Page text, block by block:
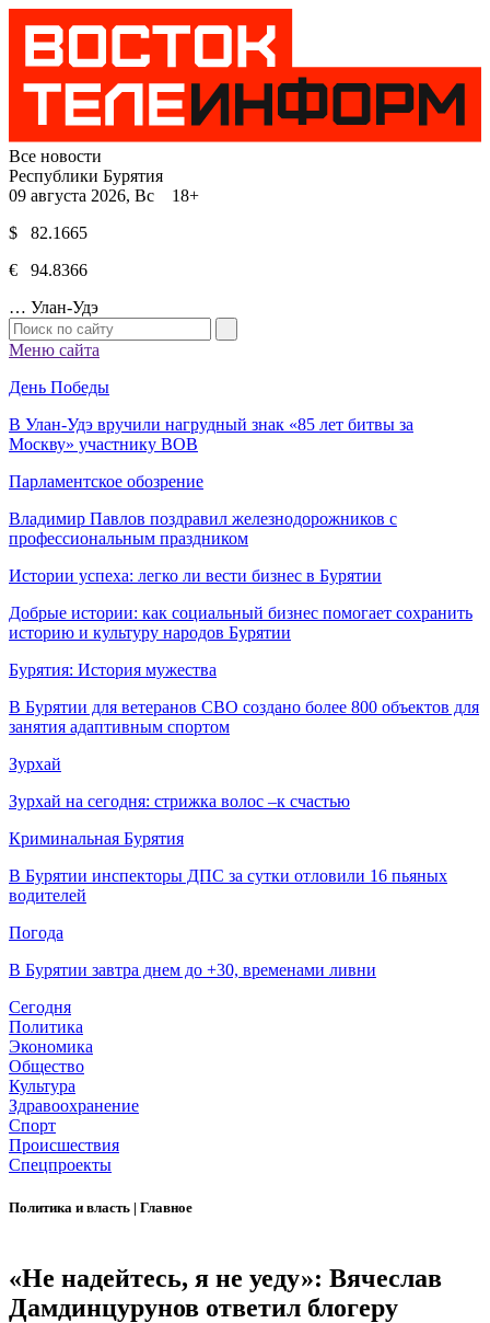
Все новости
Республики Бурятия
09 августа 2026, Вс 18+
$ 82.1665
€ 94.8366
… Улан-Удэ
Меню сайта
День Победы
В Улан-Удэ вручили нагрудный знак «85 лет битвы за
Москву» участнику ВОВ
Парламентское обозрение
Владимир Павлов поздравил железнодорожников с
профессиональным праздником
Истории успеха: легко ли вести бизнес в Бурятии
Добрые истории: как социальный бизнес помогает сохранить
историю и культуру народов Бурятии
Бурятия: История мужества
В Бурятии для ветеранов СВО создано более 800 объектов для
занятия адаптивным спортом
Зурхай
Зурхай на сегодня: стрижка волос –к счастью
Криминальная Бурятия
В Бурятии инспекторы ДПС за сутки отловили 16 пьяных
водителей
Погода
В Бурятии завтра днем до +30, временами ливни
Сегодня
Политика
Экономика
Общество
Культура
Здравоохранение
Спорт
Происшествия
Спецпроекты
Политика и власть | Главное
«Не надейтесь, я не уеду»: Вячеслав
Дамдинцурунов ответил блогеру